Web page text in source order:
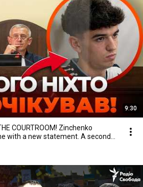
9:30
COURTROOM! Zinchenko
with a new statement. A second